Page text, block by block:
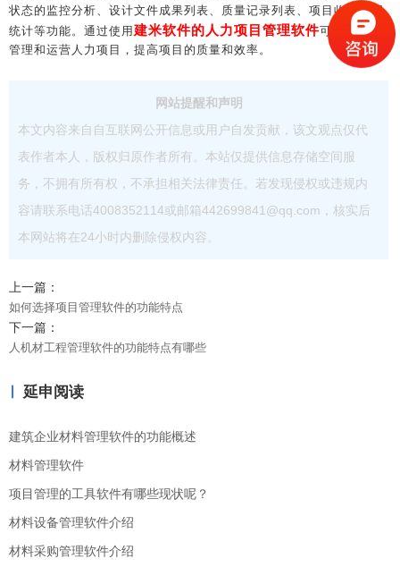
状态的监控分析、设计文件成果列表、质量记录列表、项目收款费用
统计等功能。通过使用建米软件的人力项目管理软件可以更好地
管理和运营人力项目，提高项目的质量和效率。
网站提醒和声明
本文内容来自自互联网公开信息或用户自发贡献，该文观点仅代
表作者本人，版权归原作者所有。本站仅提供信息存储空间服
务，不拥有所有权，不承担相关法律责任。若发现侵权或违规内
容请联系电话4008352114或邮箱442699841@qq.com，核实后
本网站将在24小时内删除侵权内容。
上一篇：
如何选择项目管理软件的功能特点
下一篇：
人机材工程管理软件的功能特点有哪些
延申阅读
建筑企业材料管理软件的功能概述
材料管理软件
项目管理的工具软件有哪些现状呢？
材料设备管理软件介绍
材料采购管理软件介绍